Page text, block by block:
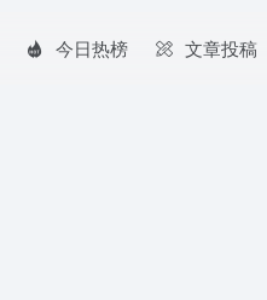
今日热榜 文章投稿